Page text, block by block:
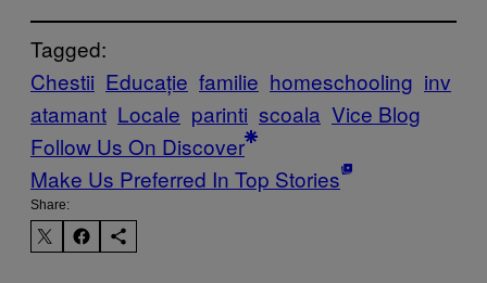
Tagged:
Chestii Educație familie homeschooling inv
atamant Locale parinti scoala Vice Blog
Follow Us On Discover
Make Us Preferred In Top Stories
Share: